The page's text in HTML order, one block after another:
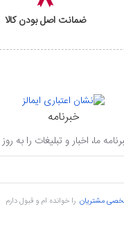
ضمانت اصل بودن کالا
خبرنامه
ما، اخبار و تبلیغات را به
مشتریان را خوانده ام و قبول دارم